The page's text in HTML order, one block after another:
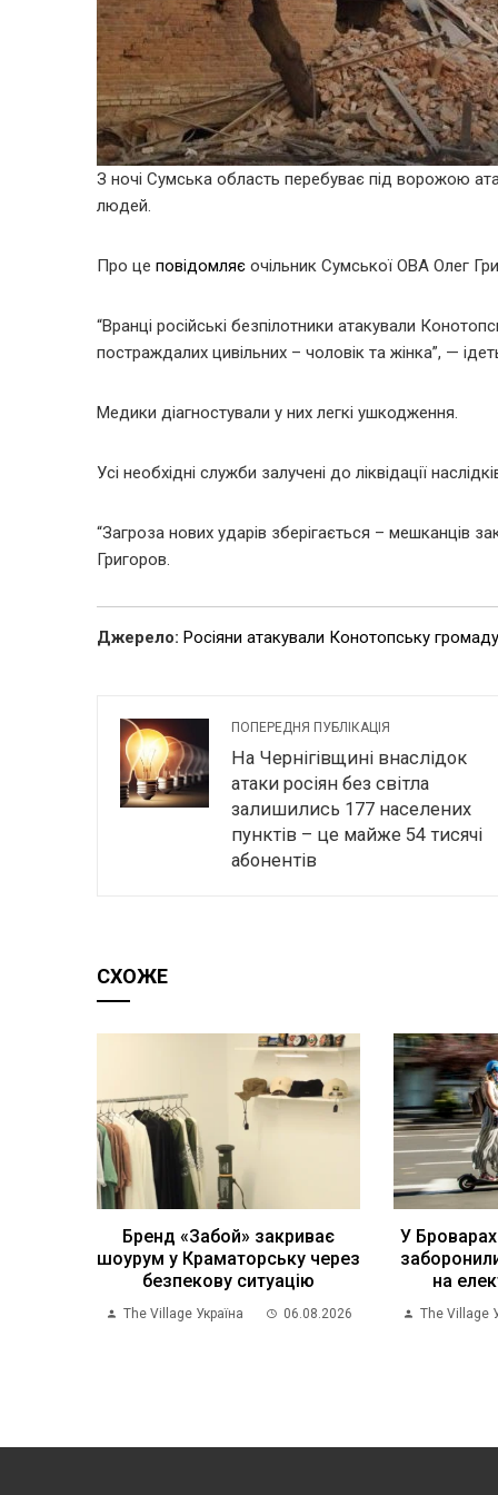
З ночі Сумська область перебуває під ворожою
людей.
Про це повідомляє очільник Сумської ОВА Олег
“Вранці російські безпілотники атакували
постраждалих цивільних – чоловік та жінка”, —
Медики діагностували у них легкі ушкодження.
Усі необхідні служби залучені до ліквідації
“Загроза нових ударів зберігається – мешканців
Григоров.
Джерело: Росіяни атакували Конотопську
ПОПЕРЕДНЯ ПУБЛІКАЦІЯ
На Чернігівщині внаслідок
атаки росіян без світла
залишились 177 населених
пунктів – це майже 54 тисячі
абонентів
СХОЖЕ
Бренд «Забой» закриває
шоурум у Краматорську через
безпекову ситуацію
The Village Україна 06.08.2026
У
на
The Village